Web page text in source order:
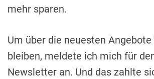
mehr sparen.
Um über die neuesten
bleiben, meldete ich mich für
Newsletter an. Und das zahlte